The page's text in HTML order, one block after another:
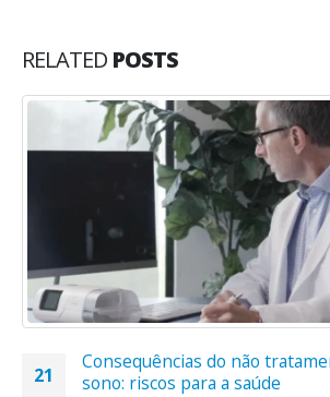
RELATED POSTS
21
Consequências do não
sono: riscos para a saúde